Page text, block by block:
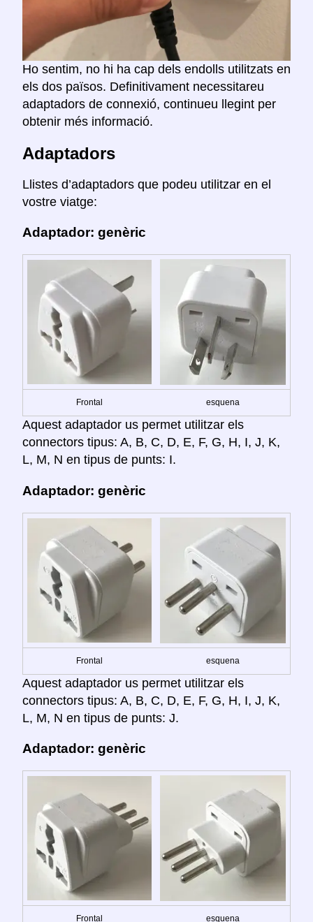
Ho sentim, no hi ha cap dels endolls utilitzats en
els dos països. Definitivament necessitareu
adaptadors de connexió, continueu llegint per
obtenir més informació.
Adaptadors
Llistes d’adaptadors que podeu utilitzar en el
vostre viatge:
Adaptador: genèric
Frontal esquena
Aquest adaptador us permet utilitzar els
connectors tipus: A, B, C, D, E, F, G, H, I, J, K,
L, M, N en tipus de punts: I.
Adaptador: genèric
Frontal esquena
Aquest adaptador us permet utilitzar els
connectors tipus: A, B, C, D, E, F, G, H, I, J, K,
L, M, N en tipus de punts: J.
Adaptador: genèric
Frontal esquena